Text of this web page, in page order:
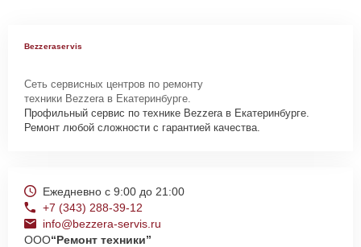
Bezzeraservis
Сеть сервисных центров по ремонту
техники Bezzera в Екатеринбурге.
Профильный сервис по технике Bezzera в Екатеринбурге.
Ремонт любой сложности с гарантией качества.
Ежедневно с 9:00 до 21:00
+7 (343) 288-39-12
info@bezzera-servis.ru
ООО“Ремонт техники”